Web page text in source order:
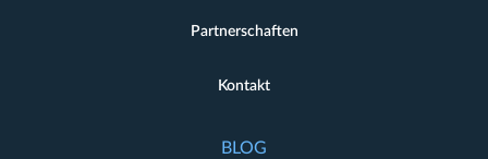
Partnerschaften
Kontakt
BLOG